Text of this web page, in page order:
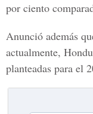
por ciento
Anunció además
actualmente,
planteadas para el